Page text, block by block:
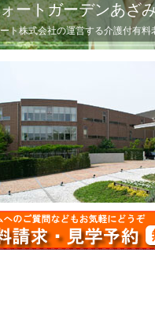
ートガーデンあざ
ト株式会社の運営する介護付有